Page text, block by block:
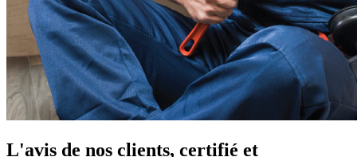
L'avis de nos clients, certifié et